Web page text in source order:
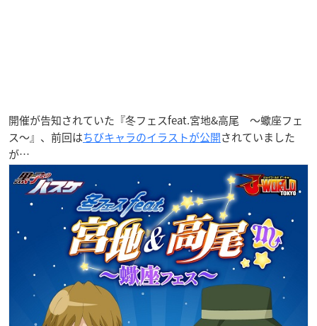
開催が告知されていた『冬フェスfeat.宮地&高尾 ～蠍座フェ
ス～』、前回はちびキャラのイラストが公開されていました
が…